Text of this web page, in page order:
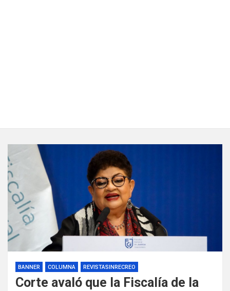
BANNER COLUMNA REVISTASINRECREO
Corte avaló que la Fiscalía de la